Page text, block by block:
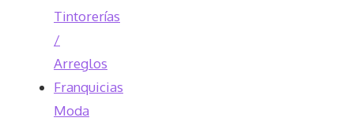
Tintorerías
/
Arreglos
Franquicias
Moda